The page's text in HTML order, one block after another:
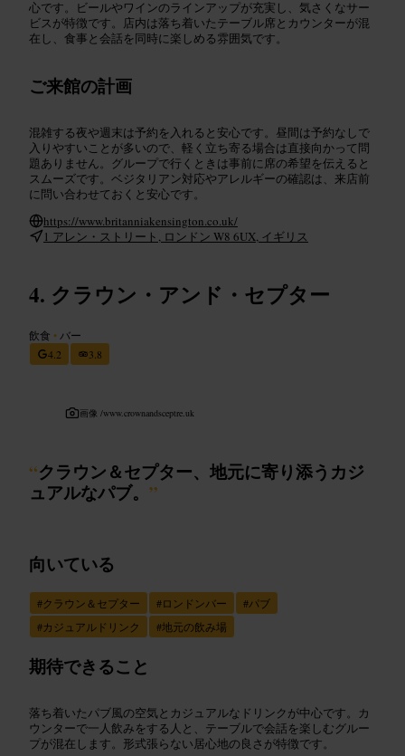
心です。ビールやワインのラインアップが充実し、気さくなサー
ビスが特徴です。店内は落ち着いたテーブル席とカウンターが混
在し、食事と会話を同時に楽しめる雰囲気です。
ご来館の計画
混雑する夜や週末は予約を入れると安心です。昼間は予約なしで
入りやすいことが多いので、軽く立ち寄る場合は直接向かって問
題ありません。グループで行くときは事前に席の希望を伝えると
スムーズです。ベジタリアン対応やアレルギーの確認は、来店前
に問い合わせておくと安心です。
https://www.britanniakensington.co.uk/
1 アレン・ストリート, ロンドン W8 6UX, イギリス
クラウン・アンド・セプター
飲食 • バー
4.2
3.8
画像 /www.crownandsceptre.uk
“クラウン＆セプター、地元に寄り添うカジ
ュアルなパブ。 ”
向いている
#クラウン＆セプター #ロンドンバー #パブ
#カジュアルドリンク #地元の飲み場
期待できること
落ち着いたパブ風の空気とカジュアルなドリンクが中心です。カ
ウンターで一人飲みをする人と、テーブルで会話を楽しむグルー
プが混在します。形式張らない居心地の良さが特徴です。